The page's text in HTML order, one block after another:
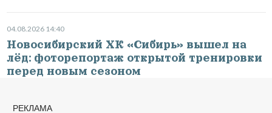
04.08.2026 14:40
Новосибирский ХК «Сибирь» вышел на
лёд: фоторепортаж открытой тренировки
перед новым сезоном
РЕКЛАМА